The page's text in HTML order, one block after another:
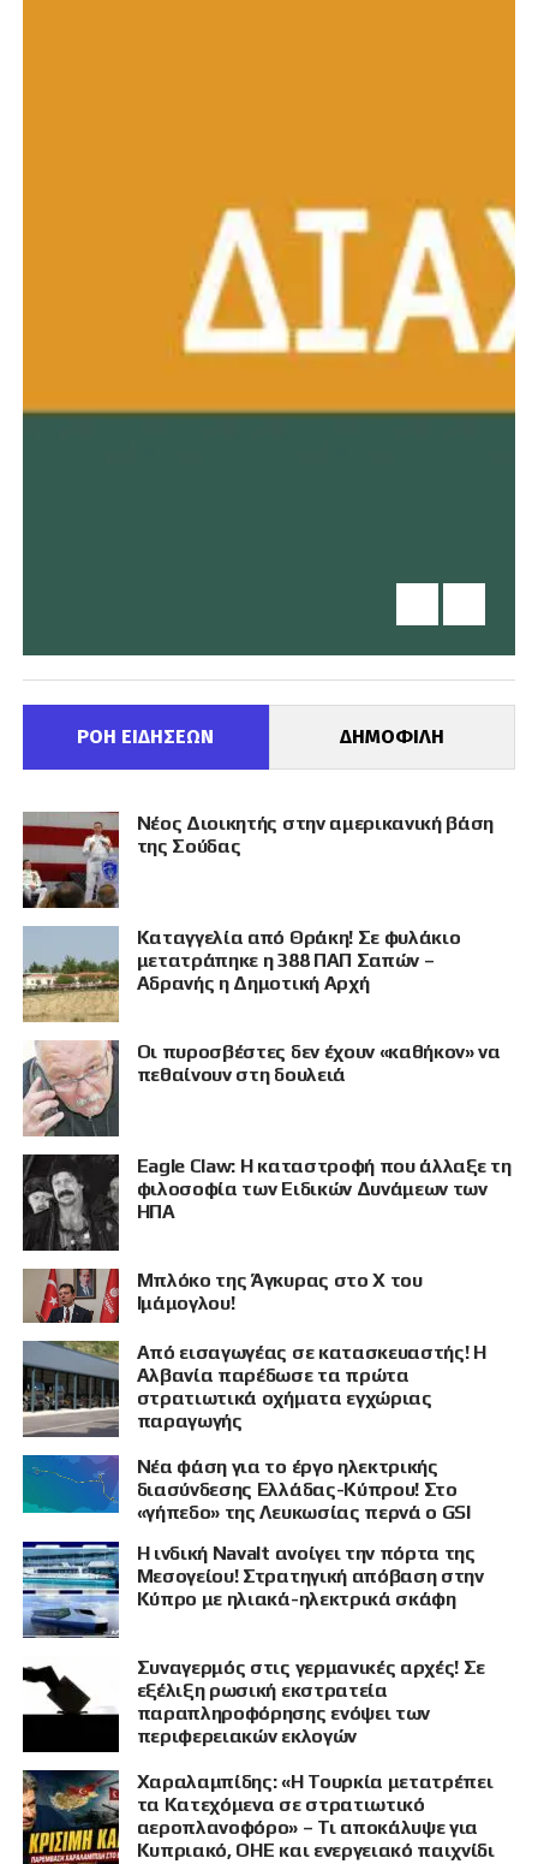
ΠΡΟΒΟΛΗ
ΡΟΗ ΕΙΔΗΣΕΩΝ ΔΗΜΟΦΙΛΗ
Νέος Διοικητής στην αμερικανική βάση
της Σούδας
Καταγγελία από Θράκη! Σε φυλάκιο
μετατράπηκε η 388 ΠΑΠ Σαπών –
Αδρανής η Δημοτική Αρχή
Οι πυροσβέστες δεν έχουν «καθήκον» να
πεθαίνουν στη δουλειά
Eagle Claw: Η καταστροφή που άλλαξε τη
φιλοσοφία των Ειδικών Δυνάμεων των
ΗΠΑ
Μπλόκο της Άγκυρας στο X του
Ιμάμογλου!
Από εισαγωγέας σε κατασκευαστής! Η
Αλβανία παρέδωσε τα πρώτα
στρατιωτικά οχήματα εγχώριας
παραγωγής
Νέα φάση για το έργο ηλεκτρικής
διασύνδεσης Ελλάδας-Κύπρου! Στο
«γήπεδο» της Λευκωσίας περνά ο GSI
Η ινδική Navalt ανοίγει την πόρτα της
Μεσογείου! Στρατηγική απόβαση στην
Κύπρο με ηλιακά-ηλεκτρικά σκάφη
Συναγερμός στις γερμανικές αρχές! Σε
εξέλιξη ρωσική εκστρατεία
παραπληροφόρησης ενόψει των
περιφερειακών εκλογών
Χαραλαμπίδης: «Η Τουρκία μετατρέπει
τα Κατεχόμενα σε στρατιωτικό
αεροπλανοφόρο» – Τι αποκάλυψε για
Κυπριακό, ΟΗΕ και ενεργειακό παιχνίδι